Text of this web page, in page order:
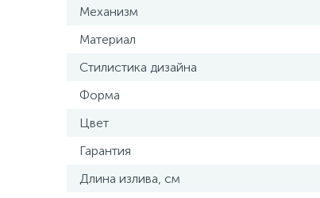
Механизм
Материал
Стилистика дизайна
Форма
Цвет
Гарантия
Длина излива, см